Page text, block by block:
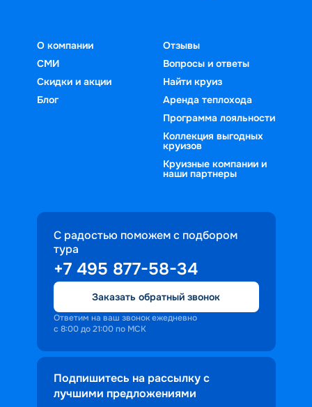
О компании
СМИ
Скидки и акции
Блог
Отзывы
Вопросы и ответы
Найти круиз
Аренда теплохода
Программа лояльности
Коллекция выгодных
круизов
Круизные компании и
наши партнеры
С радостью поможем с подбором
тура
+7 495 877-58-34
Заказать обратный звонок
Ответим на ваш звонок ежедневно
с 8:00 до 21:00 по МСК
Подпишитесь на рассылку с
лучшими предложениями